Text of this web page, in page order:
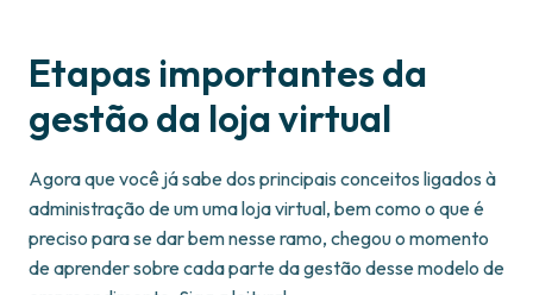
Etapas importantes da
gestão da loja virtual
Agora que você já sabe dos principais conceitos ligados à
administração de um uma loja virtual, bem como o que é
preciso para se dar bem nesse ramo, chegou o momento
de aprender sobre cada parte da gestão desse modelo de